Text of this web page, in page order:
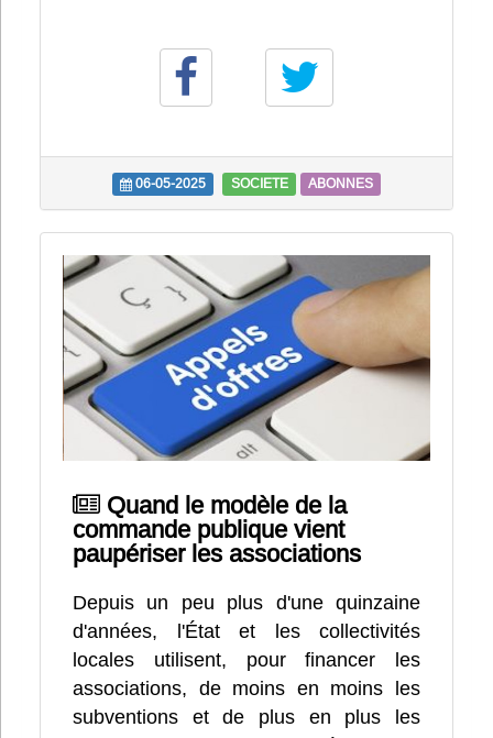
06-05-2025 SOCIETE ABONNES
Quand le modèle de la
commande publique vient
paupériser les associations
Depuis un peu plus d'une quinzaine
d'années, l'État et les collectivités
locales utilisent, pour financer les
associations, de moins en moins les
subventions et de plus en plus les